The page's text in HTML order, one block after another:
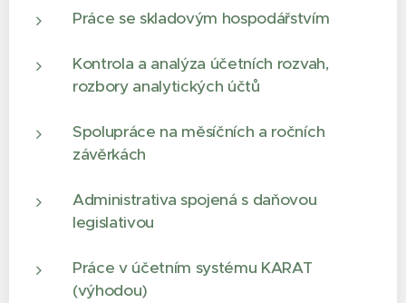
Práce se skladovým hospodářstvím
Kontrola a analýza účetních rozvah,
rozbory analytických účtů
Spolupráce na měsíčních a ročních
závěrkách
Administrativa spojená s daňovou
legislativou
Práce v účetním systému KARAT
(výhodou)